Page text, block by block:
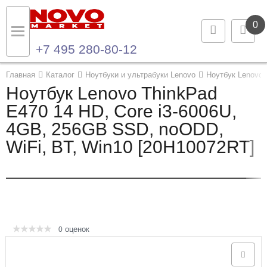
0
+7 495 280-80-12
Главная Каталог Ноутбуки и ультрабуки Lenovo Ноутбук Lenovo
Ноутбук Lenovo ThinkPad
E470 14 HD, Core i3-6006U,
4GB, 256GB SSD, noODD,
WiFi, BT, Win10 [20H10072RT]
0 оценок
Назад
Каталог продукции
Ноутбуки и ультрабуки
Компьютеры
Опции и комплектующие
Назад
Контакты
Контактная информация